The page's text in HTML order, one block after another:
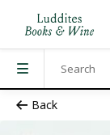
Back